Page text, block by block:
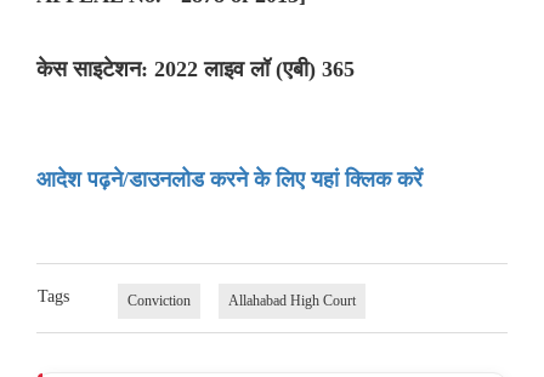
केस साइटेशन: 2022 लाइव लॉ (एबी) 365
आदेश पढ़ने/डाउनलोड करने के लिए यहां क्लिक करें
Tags Conviction Allahabad High Court